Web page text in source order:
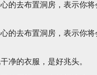
的去布置洞房，表示你
的去布置洞房，表示你
的衣服，是好兆头。